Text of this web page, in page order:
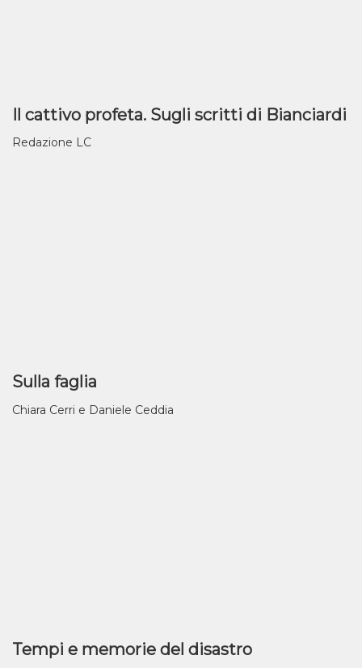
Il cattivo profeta. Sugli scritti di Bianciardi
Redazione LC
Sulla faglia
Chiara Cerri e Daniele Ceddia
Tempi e memorie del disastro